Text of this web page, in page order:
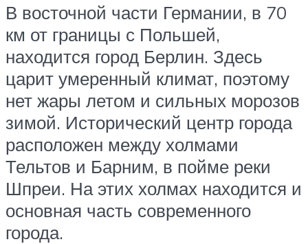
В восточной части Германии, в 70
км от границы с Польшей,
находится город Берлин. Здесь
царит умеренный климат, поэтому
нет жары летом и сильных морозов
зимой. Исторический центр города
расположен между холмами
Тельтов и Барним, в пойме реки
Шпреи. На этих холмах находится и
основная часть современного
города.